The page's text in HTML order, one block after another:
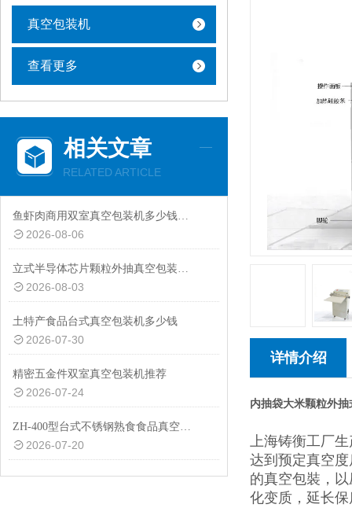
真空包装机
查看更多
相关文章
RELATED ARTICLE
鱼虾肉商用双室真空包装机多少钱一台
2026-08-06
立式半导体芯片颗粒外抽真空包装机厂家
2026-08-03
土特产食品台式真空包装机多少钱
2026-07-30
精密五金件双室真空包装机推荐
2026-07-24
ZH-400型台式不锈钢熟食食品真空包装机设备
2026-07-20
详情介绍
内抽袋大米颗粒外
上海铸衡工厂
达到预定真空
的真空包裝，
化变质，延长